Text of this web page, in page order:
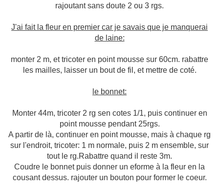
rajoutant sans doute 2 ou 3 rgs.
J'ai fait la fleur en premier car je savais que je manquerai
de laine:
monter 2 m, et tricoter en point mousse sur 60cm. rabattre
les mailles, laisser un bout de fil, et mettre de coté.
le bonnet:
Monter 44m, tricoter 2 rg sen cotes 1/1, puis continuer en
point mousse pendant 25rgs.
A partir de là, continuer en point mousse, mais à chaque rg
sur l'endroit, tricoter: 1 m normale, puis 2 m ensemble, sur
tout le rg.Rabattre quand il reste 3m.
Coudre le bonnet puis donner un eforme à la fleur en la
cousant dessus. rajouter un bouton pour former le coeur.